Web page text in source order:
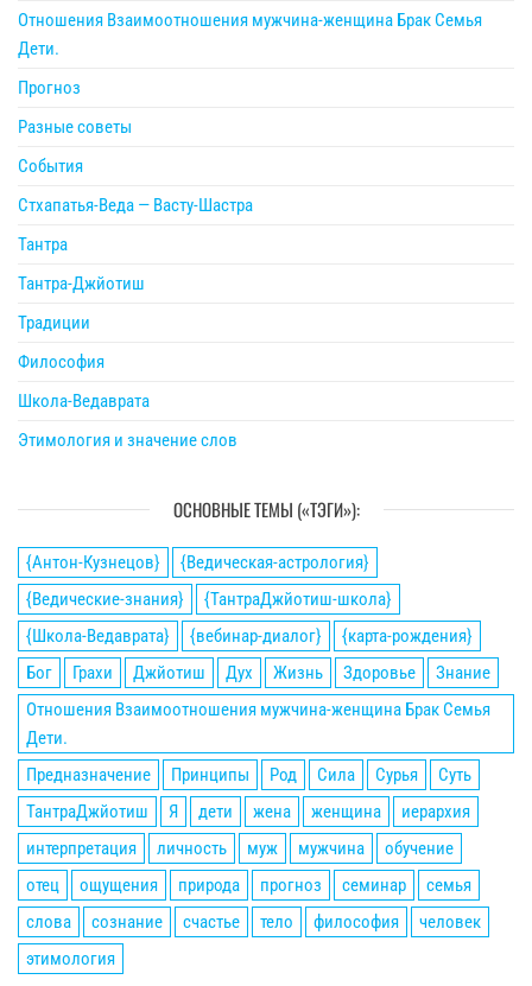
Отношения Взаимоотношения мужчина-женщина Брак Семья
Дети.
Прогноз
Разные советы
События
Стхапатья-Веда — Васту-Шастра
Тантра
Тантра-Джйотиш
Традиции
Философия
Школа-Ведаврата
Этимология и значение слов
ОСНОВНЫЕ ТЕМЫ («ТЭГИ»):
{Антон-Кузнецов}
{Ведическая-астрология}
{Ведические-знания}
{ТантраДжйотиш-школа}
{Школа-Ведаврата}
{вебинар-диалог}
{карта-рождения}
Бог
Грахи Джйотиш Дух Жизнь Здоровье
Знание
Отношения Взаимоотношения мужчина-женщина Брак Семья
Дети.
Предназначение
Принципы Род Сила Сурья
Суть
ТантраДжйотиш
Я дети жена женщина
иерархия
интерпретация
личность муж мужчина
обучение
отец
ощущения природа прогноз семинар
семья
слова
сознание счастье тело философия
человек
этимология